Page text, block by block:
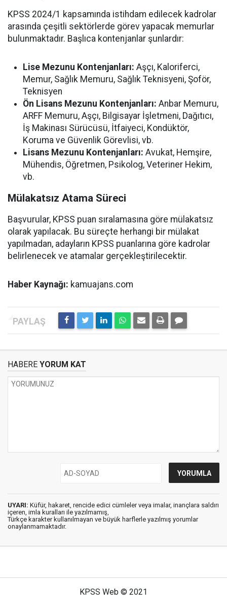
KPSS 2024/1 kapsamında istihdam edilecek kadrolar
arasında çeşitli sektörlerde görev yapacak memurlar
bulunmaktadır. Başlıca kontenjanlar şunlardır:
Lise Mezunu Kontenjanları: Aşçı, Kaloriferci,
Memur, Sağlık Memuru, Sağlık Teknisyeni, Şoför,
Teknisyen
Ön Lisans Mezunu Kontenjanları: Anbar Memuru,
ARFF Memuru, Aşçı, Bilgisayar İşletmeni, Dağıtıcı,
İş Makinası Sürücüsü, İtfaiyeci, Kondüktör,
Koruma ve Güvenlik Görevlisi, vb.
Lisans Mezunu Kontenjanları: Avukat, Hemşire,
Mühendis, Öğretmen, Psikolog, Veteriner Hekim,
vb.
Mülakatsız Atama Süreci
Başvurular, KPSS puan sıralamasına göre mülakatsız
olarak yapılacak. Bu süreçte herhangi bir mülakat
yapılmadan, adayların KPSS puanlarına göre kadrolar
belirlenecek ve atamalar gerçekleştirilecektir.
Haber Kaynağı: kamuajans.com
HABERE YORUM KAT
UYARI: Küfür, hakaret, rencide edici cümleler veya imalar, inançlara saldırı
içeren, imla kuralları ile yazılmamış,
Türkçe karakter kullanılmayan ve büyük harflerle yazılmış yorumlar
onaylanmamaktadır.
KPSS Web © 2021